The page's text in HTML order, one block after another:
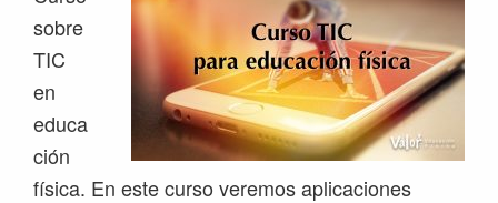
sobre
TIC
en
educa
ción
física. En este curso veremos aplicaciones